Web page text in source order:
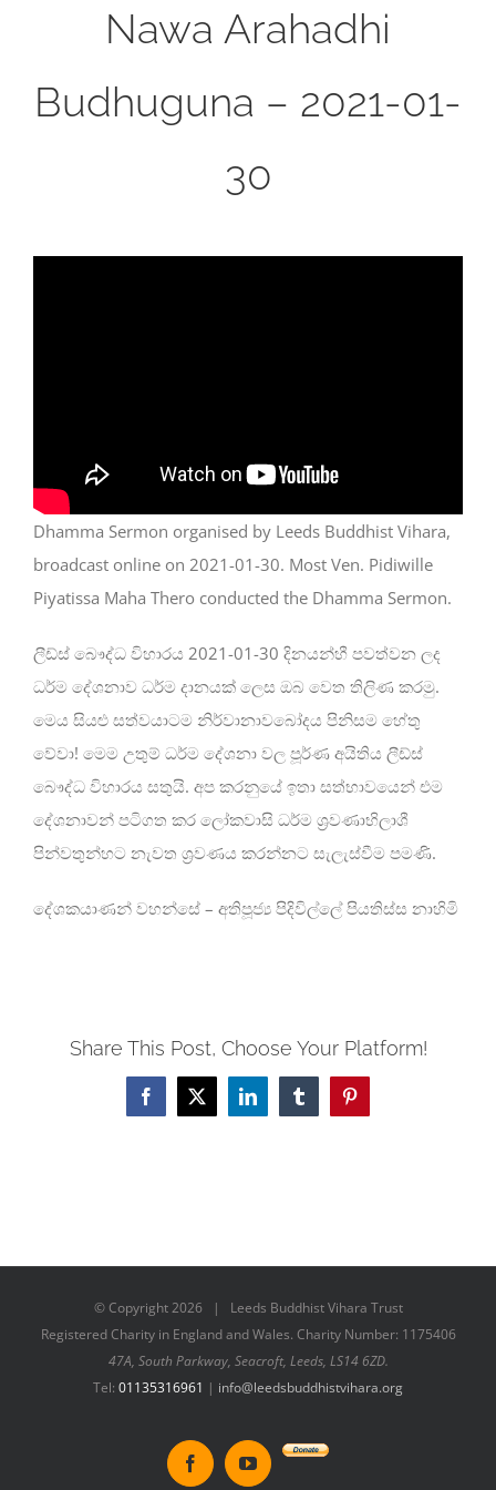
Nawa Arahadhi
Budhuguna – 2021-01-
30
Dhamma Sermon organised by Leeds Buddhist Vihara,
broadcast online on 2021-01-30. Most Ven. Pidiwille
Piyatissa Maha Thero conducted the Dhamma Sermon.
ලීඩ්ස් බෞද්ධ විහාරය 2021-01-30 දිනයන්හී පවත්වන ලද
ධර්ම දේශනාව ධර්ම දානයක් ලෙස ඔබ වෙත තිලිණ කරමු.
මෙය සියළු සත්වයාටම නිර්වානාවබෝදය පිනිසම හේතු
වේවා! මෙම උතුම් ධර්ම දේශනා වල පූර්ණ අයිතිය ලීඩ්ස්
බෞද්ධ විහාරය සතුයි. අප කරනුයේ ඉතා සත්භාවයෙන් එම
දේශනාවන් පටිගත කර ලෝකවාසි ධර්ම ශ්‍රවණාභිලාශී
පින්වතුන්හට නැවත ශ්‍රවණය කරන්නට සැලැස්වීම පමණි.
දේශකයාණන් වහන්සේ – අතිපූජ්‍ය පිදිවිල්ලේ පියතිස්ස නාහිමි
Share This Post, Choose Your Platform!
Facebook
X LinkedInTumblrPinterest
© Copyright2026 | Leeds Buddhist Vihara Trust
Registered Charity in England and Wales. Charity Number: 1175406
47A, South Parkway, Seacroft, Leeds, LS14 6ZD.
Tel: 01135316961 | info@leedsbuddhistvihara.org
FacebookYouTube
Donate